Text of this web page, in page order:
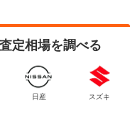
定相場を調べる
日産 スズキ